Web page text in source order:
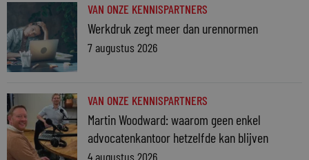
VAN ONZE KENNISPARTNERS
Werkdruk zegt meer dan urennormen
7 augustus 2026
VAN ONZE KENNISPARTNERS
Martin Woodward: waarom geen enkel
advocatenkantoor hetzelfde kan blijven
4 augustus 2026